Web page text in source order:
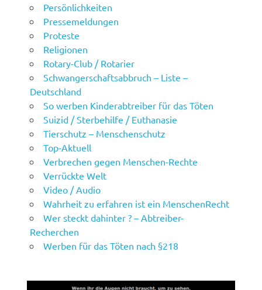
Persönlichkeiten
Pressemeldungen
Proteste
Religionen
Rotary-Club / Rotarier
Schwangerschaftsabbruch – Liste –
Deutschland
So werben Kinderabtreiber für das Töten
Suizid / Sterbehilfe / Euthanasie
Tierschutz – Menschenschutz
Top-Aktuell
Verbrechen gegen Menschen-Rechte
Verrückte Welt
Video / Audio
Wahrheit zu erfahren ist ein MenschenRecht
Wer steckt dahinter ? – Abtreiber-
Recherchen
Werben für das Töten nach §218